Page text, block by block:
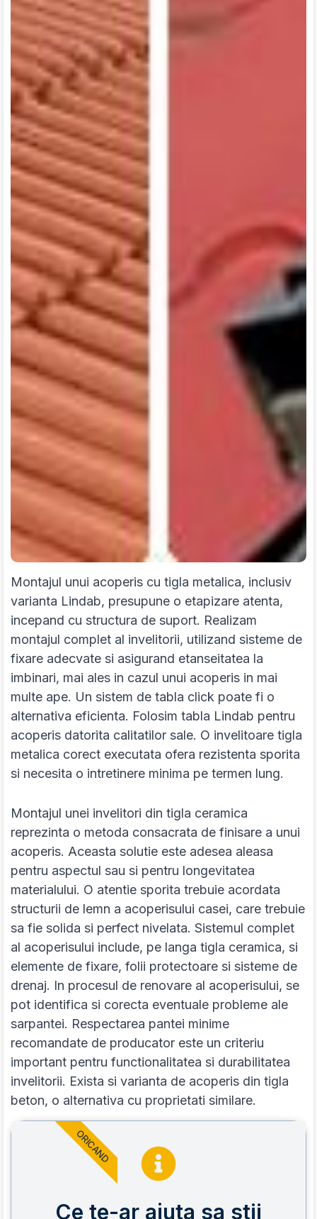
Montajul unui acoperis cu tigla metalica, inclusiv
varianta Lindab, presupune o etapizare atenta,
incepand cu structura de suport. Realizam
montajul complet al invelitorii, utilizand sisteme de
fixare adecvate si asigurand etanseitatea la
imbinari, mai ales in cazul unui acoperis in mai
multe ape. Un sistem de tabla click poate fi o
alternativa eficienta. Folosim tabla Lindab pentru
acoperis datorita calitatilor sale. O invelitoare tigla
metalica corect executata ofera rezistenta sporita
si necesita o intretinere minima pe termen lung.
Montajul unei invelitori din tigla ceramica
reprezinta o metoda consacrata de finisare a unui
acoperis. Aceasta solutie este adesea aleasa
pentru aspectul sau si pentru longevitatea
materialului. O atentie sporita trebuie acordata
structurii de lemn a acoperisului casei, care trebuie
sa fie solida si perfect nivelata. Sistemul complet
al acoperisului include, pe langa tigla ceramica, si
elemente de fixare, folii protectoare si sisteme de
drenaj. In procesul de renovare al acoperisului, se
pot identifica si corecta eventuale probleme ale
sarpantei. Respectarea pantei minime
recomandate de producator este un criteriu
important pentru functionalitatea si durabilitatea
invelitorii. Exista si varianta de acoperis din tigla
beton, o alternativa cu proprietati similare.
Ce te-ar ajuta sa stii
ORICAND